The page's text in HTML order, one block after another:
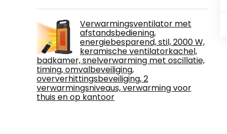
Verwarmingsventilator met
afstandsbediening,
energiebesparend, stil, 2000 W,
keramische ventilatorkachel,
badkamer, snelverwarming met oscillatie,
timing, omvalbeveiliging,
oververhittingsbeveiliging, 2
verwarmingsniveaus, verwarming voor
thuis en op kantoor